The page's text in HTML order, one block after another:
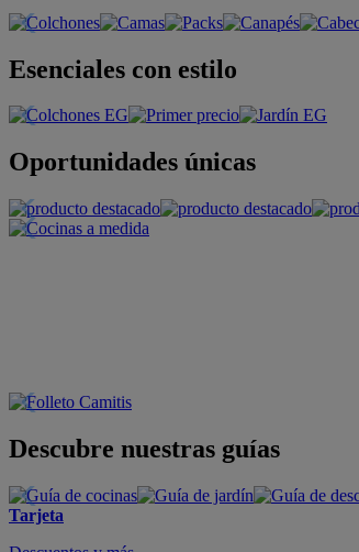
Esenciales con estilo
Oportunidades únicas
Descubre nuestras guías
Tarjeta